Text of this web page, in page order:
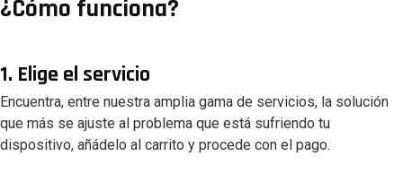
¿Cómo funciona?
1. Elige el servicio
Encuentra, entre nuestra amplia gama de servicios, la solución
que más se ajuste al problema que está sufriendo tu
dispositivo, añádelo al carrito y procede con el pago.